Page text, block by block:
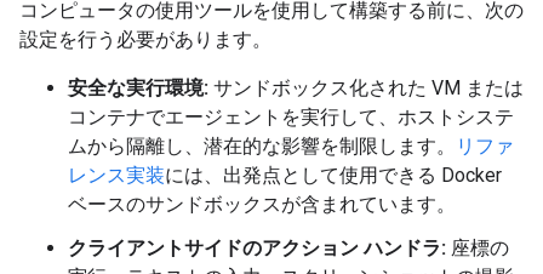
コンピュータの使用ツールを使用して構築する前に、次の
設定を行う必要があります。
安全な実行環境: サンドボックス化された VM または
コンテナでエージェントを実行して、ホストシステ
ムから隔離し、潜在的な影響を制限します。
リファ
レンス実装には、出発点として使用できる Docker
ベースのサンドボックスが含まれています。
クライアントサイドのアクション ハンドラ: 座標の